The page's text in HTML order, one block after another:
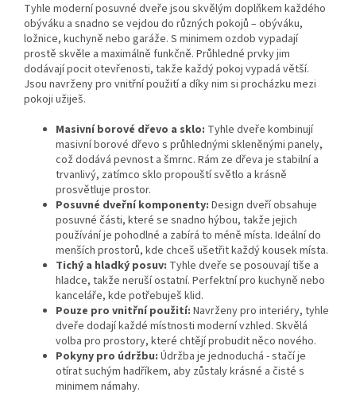
Tyhle moderní posuvné dveře jsou skvělým doplňkem každého
obýváku a snadno se vejdou do různých pokojů – obýváku,
ložnice, kuchyně nebo garáže. S minimem ozdob vypadají
prostě skvěle a maximálně funkčně. Průhledné prvky jim
dodávají pocit otevřenosti, takže každý pokoj vypadá větší.
Jsou navrženy pro vnitřní použití a díky nim si procházku mezi
pokoji užiješ.
Masivní borové dřevo a sklo: Tyhle dveře kombinují
masivní borové dřevo s průhlednými skleněnými panely,
což dodává pevnost a šmrnc. Rám ze dřeva je stabilní a
trvanlivý, zatímco sklo propouští světlo a krásně
prosvětluje prostor.
Posuvné dveřní komponenty: Design dveří obsahuje
posuvné části, které se snadno hýbou, takže jejich
používání je pohodlné a zabírá to méně místa. Ideální do
menších prostorů, kde chceš ušetřit každý kousek místa.
Tichý a hladký posuv: Tyhle dveře se posouvají tiše a
hladce, takže neruší ostatní. Perfektní pro kuchyně nebo
kanceláře, kde potřebuješ klid.
Pouze pro vnitřní použití: Navrženy pro interiéry, tyhle
dveře dodají každé místnosti moderní vzhled. Skvělá
volba pro prostory, které chtějí probudit něco nového.
Pokyny pro údržbu: Údržba je jednoduchá - stačí je
otírat suchým hadříkem, aby zůstaly krásné a čisté s
minimem námahy.